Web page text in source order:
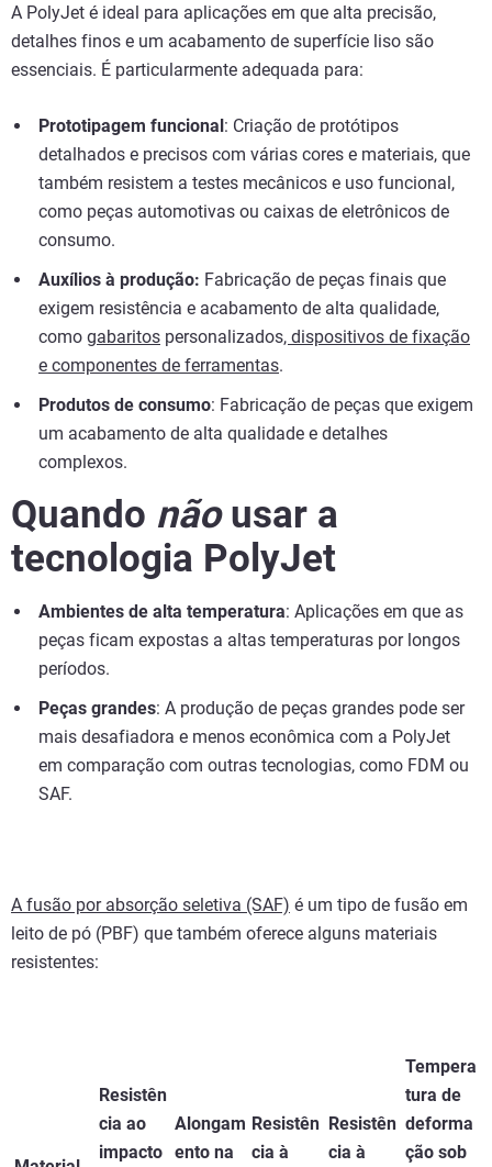
A PolyJet é ideal para aplicações em que alta precisão,
detalhes finos e um acabamento de superfície liso são
essenciais. É particularmente adequada para:
Prototipagem funcional: Criação de protótipos
detalhados e precisos com várias cores e materiais, que
também resistem a testes mecânicos e uso funcional,
como peças automotivas ou caixas de eletrônicos de
consumo.
Auxílios à produção: Fabricação de peças finais que
exigem resistência e acabamento de alta qualidade,
como gabaritos personalizados, dispositivos de fixação
e componentes de ferramentas.
Produtos de consumo: Fabricação de peças que exigem
um acabamento de alta qualidade e detalhes
complexos.
Quando nãousar a
tecnologia PolyJet
Ambientes de alta temperatura: Aplicações em que as
peças ficam expostas a altas temperaturas por longos
períodos.
Peças grandes: A produção de peças grandes pode ser
mais desafiadora e menos econômica com a PolyJet
em comparação com outras tecnologias, como FDM ou
SAF.
A fusão por absorção seletiva (SAF) é um tipo de fusão em
leito de pó (PBF) que também oferece alguns materiais
resistentes:
Resistên
cia ao
impacto
Alongam
ento na
Resistên
cia à
Resistên
cia à
Tempera
tura de
deforma
ção sob